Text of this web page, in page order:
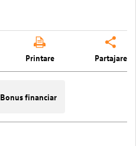
Printare Partajare
Bonus financiar